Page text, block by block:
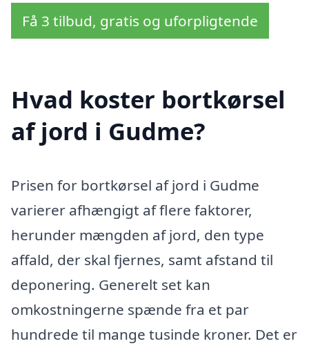
Få 3 tilbud, gratis og uforpligtende
Hvad koster bortkørsel
af jord i Gudme?
Prisen for bortkørsel af jord i Gudme
varierer afhængigt af flere faktorer,
herunder mængden af jord, den type
affald, der skal fjernes, samt afstand til
deponering. Generelt set kan
omkostningerne spænde fra et par
hundrede til mange tusinde kroner. Det er